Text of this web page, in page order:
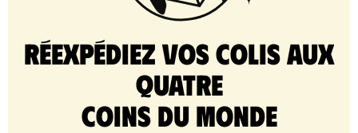
Réexpédiez vos colis aux
quatre
coins du monde